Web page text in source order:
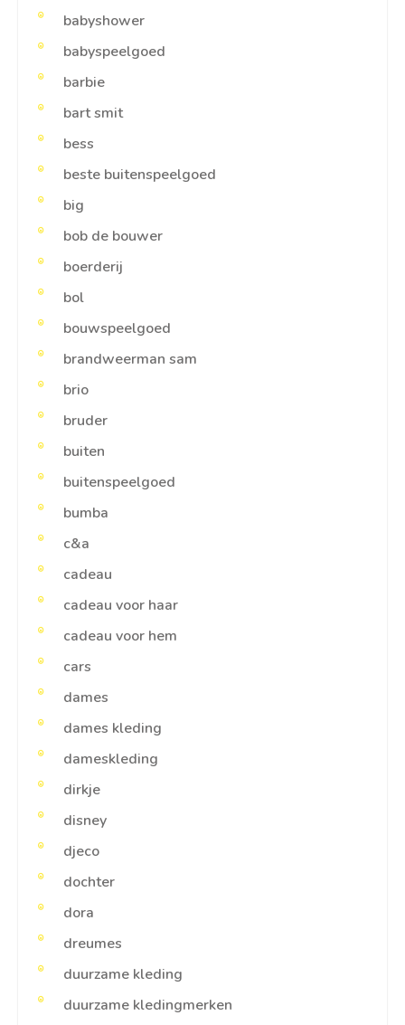
babyshower
babyspeelgoed
barbie
bart smit
bess
beste buitenspeelgoed
big
bob de bouwer
boerderij
bol
bouwspeelgoed
brandweerman sam
brio
bruder
buiten
buitenspeelgoed
bumba
c&a
cadeau
cadeau voor haar
cadeau voor hem
cars
dames
dames kleding
dameskleding
dirkje
disney
djeco
dochter
dora
dreumes
duurzame kleding
duurzame kledingmerken